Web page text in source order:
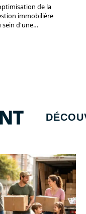
de la
immobilière
sein d'une…